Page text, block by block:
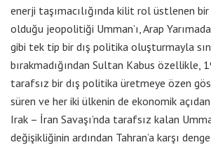
enerji taşımacılığında kilit rol üstlenen bir
olduğu jeopolitiği Umman’ı, Arap
gibi tek tip bir dış politika oluşturmayla
bırakmadığından Sultan Kabus özellikle,
tarafsız bir dış politika üretmeye özen
süren ve her iki ülkenin de ekonomik açıdan
Irak – İran Savaşı’nda tarafsız kalan
değişikliğinin ardından Tahran’a karşı